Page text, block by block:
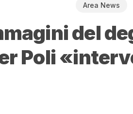
Area News
del
Poli